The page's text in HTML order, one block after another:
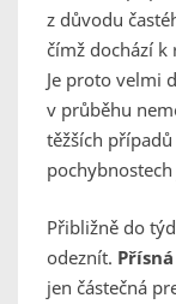
z důvodu
čímž dochází k
Je proto velmi
v průběhu
těžších
Přibližně do
odeznít.
jen částečná